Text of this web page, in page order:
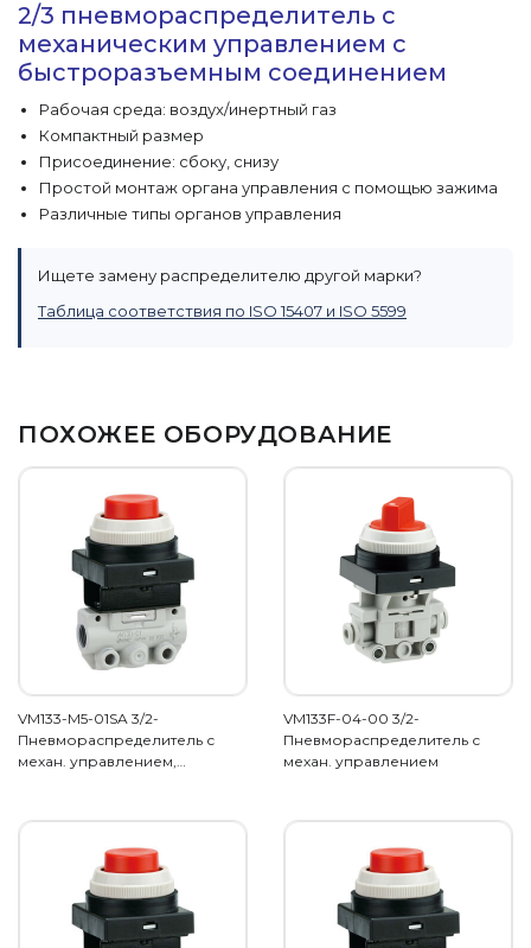
2/3 пневмораспределитель с
механическим управлением с
быстроразъемным соединением
Рабочая среда: воздух/инертный газ
Компактный размер
Присоединение: сбоку, снизу
Простой монтаж органа управления с помощью зажима
Различные типы органов управления
Ищете замену распределителю другой марки?
Таблица соответствия по ISO 15407 и ISO 5599
ПОХОЖЕЕ ОБОРУДОВАНИЕ
VM133-M5-01SA 3/2-
Пневмораспределитель с
механ. управлением,…
VM133F-04-00 3/2-
Пневмораспределитель с
механ. управлением